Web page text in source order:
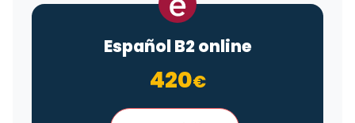
Español B2 online
420€